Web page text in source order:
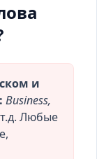
и
Business,
Любые